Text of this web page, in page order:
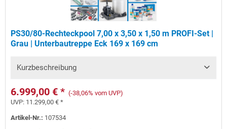
PS30/80-Rechteckpool 7,00 x 3,50 x 1,50 m PROFI-Set |
Grau | Unterbautreppe Eck 169 x 169 cm
Kurzbeschreibung
6.999,00 € * (-38,06% vom UVP)
UVP: 11.299,00 € *
Artikel-Nr.: 107534